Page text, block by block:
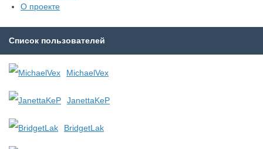
О проекте
Список пользователей
MichaelVex
JanettaKeP
BridgetLak